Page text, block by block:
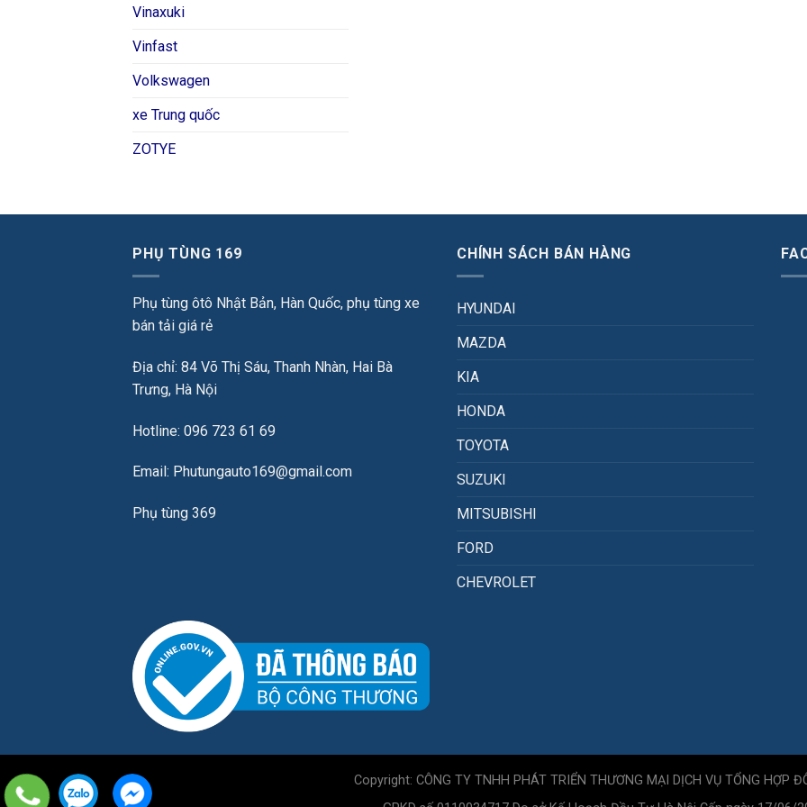
Vinaxuki
Vinfast
Volkswagen
xe Trung quốc
ZOTYE
PHỤ TÙNG 169
Phụ tùng ôtô Nhật Bản, Hàn Quốc, phụ tùng xe
bán tải giá rẻ
Địa chỉ: 84 Võ Thị Sáu, Thanh Nhàn, Hai Bà
Trưng, Hà Nội
Hotline: 096 723 61 69
Email: Phutungauto169@gmail.com
Phụ tùng 369
CHÍNH SÁCH BÁN HÀNG
HYUNDAI
MAZDA
KIA
HONDA
TOYOTA
SUZUKI
MITSUBISHI
FORD
CHEVROLET
Copyright: CÔNG TY TNHH PHÁT TRIỂN THƯƠNG MẠI DỊCH VỤ TỔNG HỢP